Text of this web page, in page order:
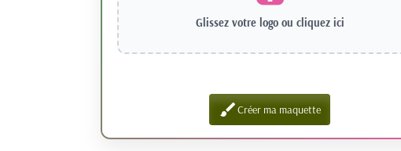
Glissez votre logo ou cliquez ici
brushCréer ma maquette